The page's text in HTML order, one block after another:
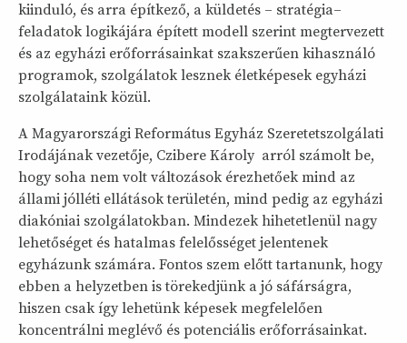
kiinduló, és arra építkező, a küldetés – stratégia–
feladatok logikájára épített modell szerint megtervezett
és az egyházi erőforrásainkat szakszerűen kihasználó
programok, szolgálatok lesznek életképesek egyházi
szolgálataink közül.
A Magyarországi Református Egyház Szeretetszolgálati
Irodájának vezetője, Czibere Károly arról számolt be,
hogy soha nem volt változások érezhetőek mind az
állami jólléti ellátások területén, mind pedig az egyházi
diakóniai szolgálatokban. Mindezek hihetetlenül nagy
lehetőséget és hatalmas felelősséget jelentenek
egyházunk számára. Fontos szem előtt tartanunk, hogy
ebben a helyzetben is törekedjünk a jó sáfárságra,
hiszen csak így lehetünk képesek megfelelően
koncentrálni meglévő és potenciális erőforrásainkat.